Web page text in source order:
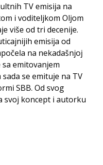
TV emisija na
i voditeljkom Oljom
više od tri decenije.
emisija od
na nekadašnjoj
sa emitovanjem
se emituje na TV
SBB. Od svog
svoj koncept i autorku